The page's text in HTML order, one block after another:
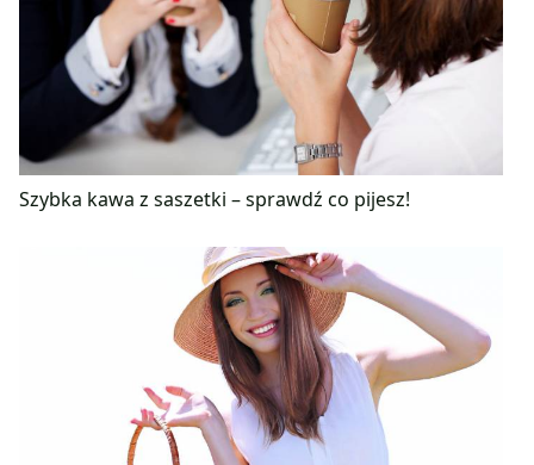
Szybka kawa z saszetki – sprawdź co pijesz!